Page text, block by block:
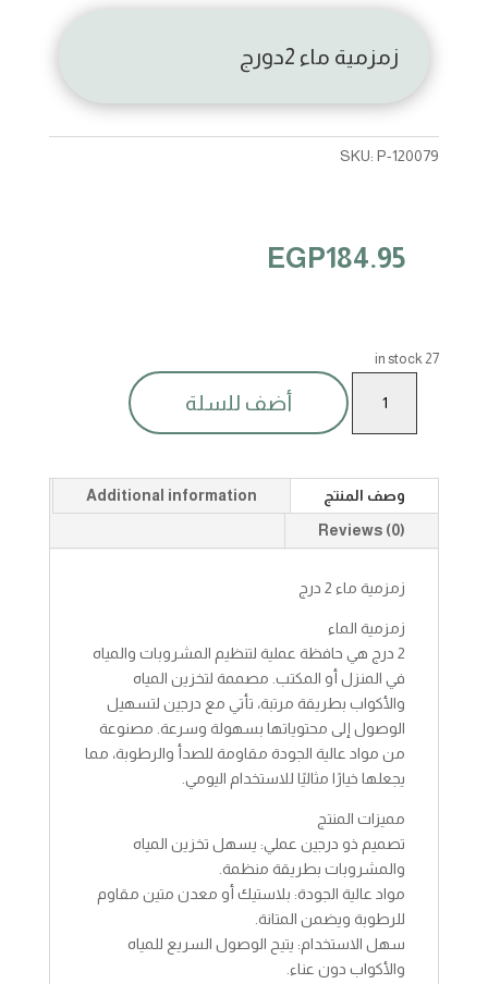
زمزمية ماء 2دورج
SKU:P-120079
EGP184.95
27 in stock
أضف للسلة
وصف المنتج
Additional information
Reviews (0)
زمزمية ماء 2 درج
زمزمية الماء
2 درج هي حافظة عملية لتنظيم المشروبات والمياه
في المنزل أو المكتب. مصممة لتخزين المياه
والأكواب بطريقة مرتبة، تأتي مع درجين لتسهيل
الوصول إلى محتوياتها بسهولة وسرعة. مصنوعة
من مواد عالية الجودة مقاومة للصدأ والرطوبة، مما
يجعلها خيارًا مثاليًا للاستخدام اليومي.
مميزات المنتج
تصميم ذو درجين عملي: يسهل تخزين المياه
والمشروبات بطريقة منظمة.
مواد عالية الجودة: بلاستيك أو معدن متين مقاوم
للرطوبة ويضمن المتانة.
سهل الاستخدام: يتيح الوصول السريع للمياه
والأكواب دون عناء.